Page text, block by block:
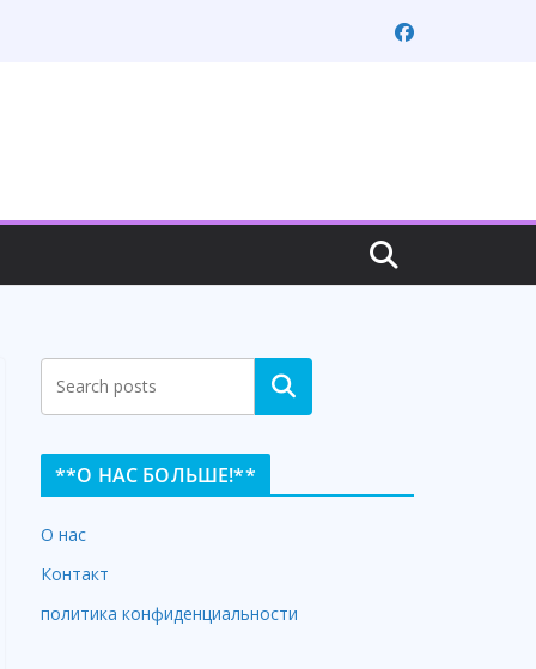
Search
**О НАС БОЛЬШЕ!**
О нас
Контакт
политика конфиденциальности